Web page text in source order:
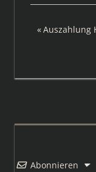
Vorheriger
Auszahlung
Abonnieren